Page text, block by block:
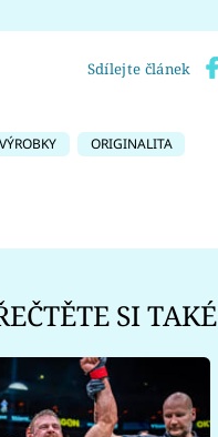
Sdílejte článek
VÝROBKY
ORIGINALITA
SI TAKÉ